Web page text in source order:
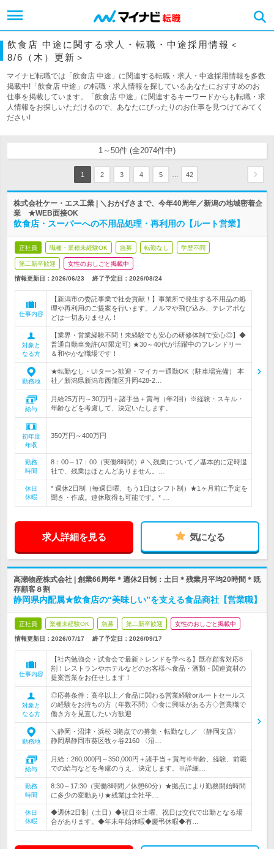
飲食店 中途に関する求人・転職・中途採用情報＜
8/6（木）更新＞
マイナビ転職では「飲食店 中途」に関連する転職・求人・中途採用情報を多数
掲載中!「飲食店 中途」の転職・求人情報を探しているあなたにおすすめのお
仕事を掲載しています。「飲食店 中途」に関連するキーワードからも転職・求
人情報をお探しいただけるので、あなたにぴったりのお仕事を見つけてみてく
ださい!
1～50件 (全2074件中)
1 2 3 4 5 42
株式会社ケー・エス工業 | ＼おかげさまで、今年40周年／新潟の地域密着企
業 ★WEB面接OK
飲食店・スーパーへの不用品処理・再利用の【ルート営業】
正社員 職種・業種未経験OK 急募 転勤なし 学歴不問
第二新卒歓迎 女性のおしごと掲載中
情報更新日：2026/06/23 終了予定日： 2026/08/24
仕事内容
【新潟市の委託事業で社会貢献！】事業所で発生する不用品の処
理や再利用のご提案を行います。ノルマや飛び込み、テレアポな
どは一切ありません！
対象と
なる方
【業界・営業経験不問！未経験でも安心の研修体制で安心◎】◆
普通自動車免許(AT限定可) ★30～40代が活躍中のフレンドリー
＆和やかな職場です！
勤務地
★転勤なし・UIターン歓迎・マイカー通勤OK（駐車場完備） 本
社／新潟県新潟市西蒲区升岡428-2…
給与
月給25万円～30万円＋諸手当＋賞与（年2回）※経験・スキル・
年齢などを考慮して、決定いたします。
初年度
年収
350万円～400万円
勤務
時間
8：00～17：00（実働8時間）# ＼残業について／基本的に定時退
社で、残業はほとんどありません。…
休日
休暇
* 週休2日制（毎週日曜、もう1日はシフト制）★1ヶ月前に予定を
聞き・作成。連休取得も可能です。* …
求人詳細を見る 気になる
高瀬物産株式会社 | 創業66周年＊週休2日制：土日＊残業月平均20時間＊既
存顧客８割
静岡県内配属★飲食店の“美味しい”を支える食品商社【営業職】
正社員 業種未経験OK 急募 第二新卒歓迎 女性のおしごと掲載中
情報更新日：2026/07/17 終了予定日： 2026/09/17
仕事内容
【社内勉強会・試食会で最新トレンドを学べる】既存顧客対応8
割！レストランやホテルなどのお客様へ食品・酒類・関連資材の
提案営業をお任せします！
対象と
なる方
◎応募条件：高卒以上／食品に関わる営業経験orルートセールス
の経験をお持ちの方（年数不問）◇食に興味がある方◇営業職で
働き方を見直したい方歓迎
勤務地
＼静岡・沼津・浜松 3拠点での募集・転勤なし／ 〈静岡支店〉
静岡県静岡市葵区牧ヶ谷2160 〈沼…
給与
月給：260,000円～350,000円＋諸手当＋賞与※年齢、経験、前職
での給与などを考慮のうえ、決定します。※詳細…
勤務
時間
8:30～17:30（実働8時間／休憩60分）★拠点により勤務開始時間
に多少の変動あり★残業は全社平…
休日
休暇
◆週休2日制（土日）◆祝日※土曜、祝日は交代で出勤となる場
合があります。◆年末年始休暇◆慶弔休暇◆有…